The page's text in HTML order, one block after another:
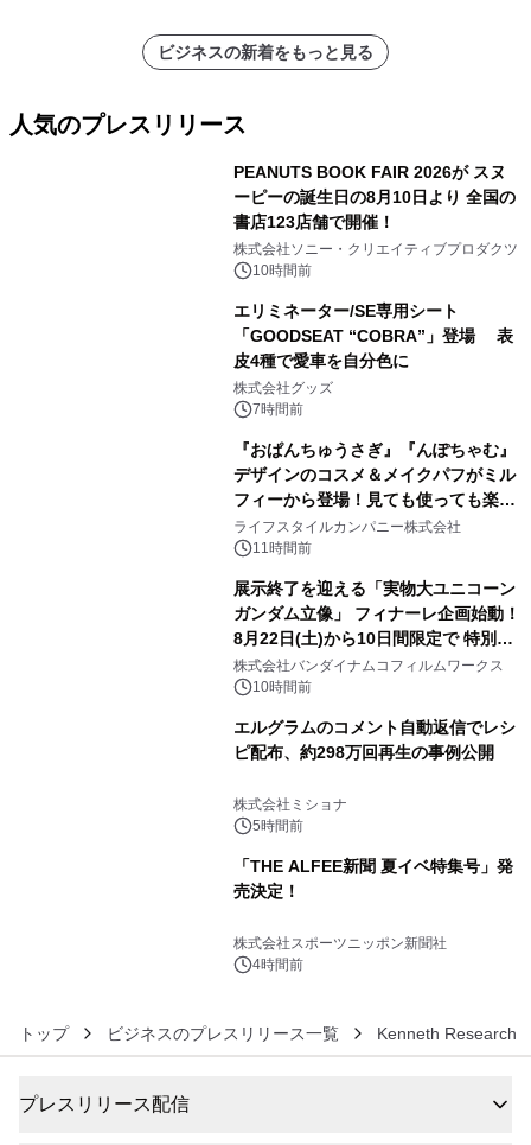
ビジネスの新着をもっと見る
人気のプレスリリース
PEANUTS BOOK FAIR 2026が スヌ
ーピーの誕生日の8月10日より 全国の
書店123店舗で開催！
株式会社ソニー・クリエイティブプロダクツ
10時間前
エリミネーター/SE専用シート
「GOODSEAT “COBRA”」登場 表
皮4種で愛車を自分色に
株式会社グッズ
7時間前
『おぱんちゅうさぎ』『んぽちゃむ』
デザインのコスメ＆メイクパフがミル
フィーから登場！見ても使っても楽し
い、ポップでキュートなコレクショ
ン。
ライフスタイルカンパニー株式会社
11時間前
展示終了を迎える「実物大ユニコーン
ガンダム立像」 フィナーレ企画始動！
8月22日(土)から10日間限定で 特別映
像『UNICORN GUNDAM Statue ―
BEYOND POSSIBILITY ―』を上映！
株式会社バンダイナムコフィルムワークス
10時間前
エルグラムのコメント自動返信でレシ
ピ配布、約298万回再生の事例公開
株式会社ミショナ
5時間前
「THE ALFEE新聞 夏イベ特集号」発
売決定！
株式会社スポーツニッポン新聞社
4時間前
トップ ビジネスのプレスリリース一覧 Kenneth Research
プレスリリース配信